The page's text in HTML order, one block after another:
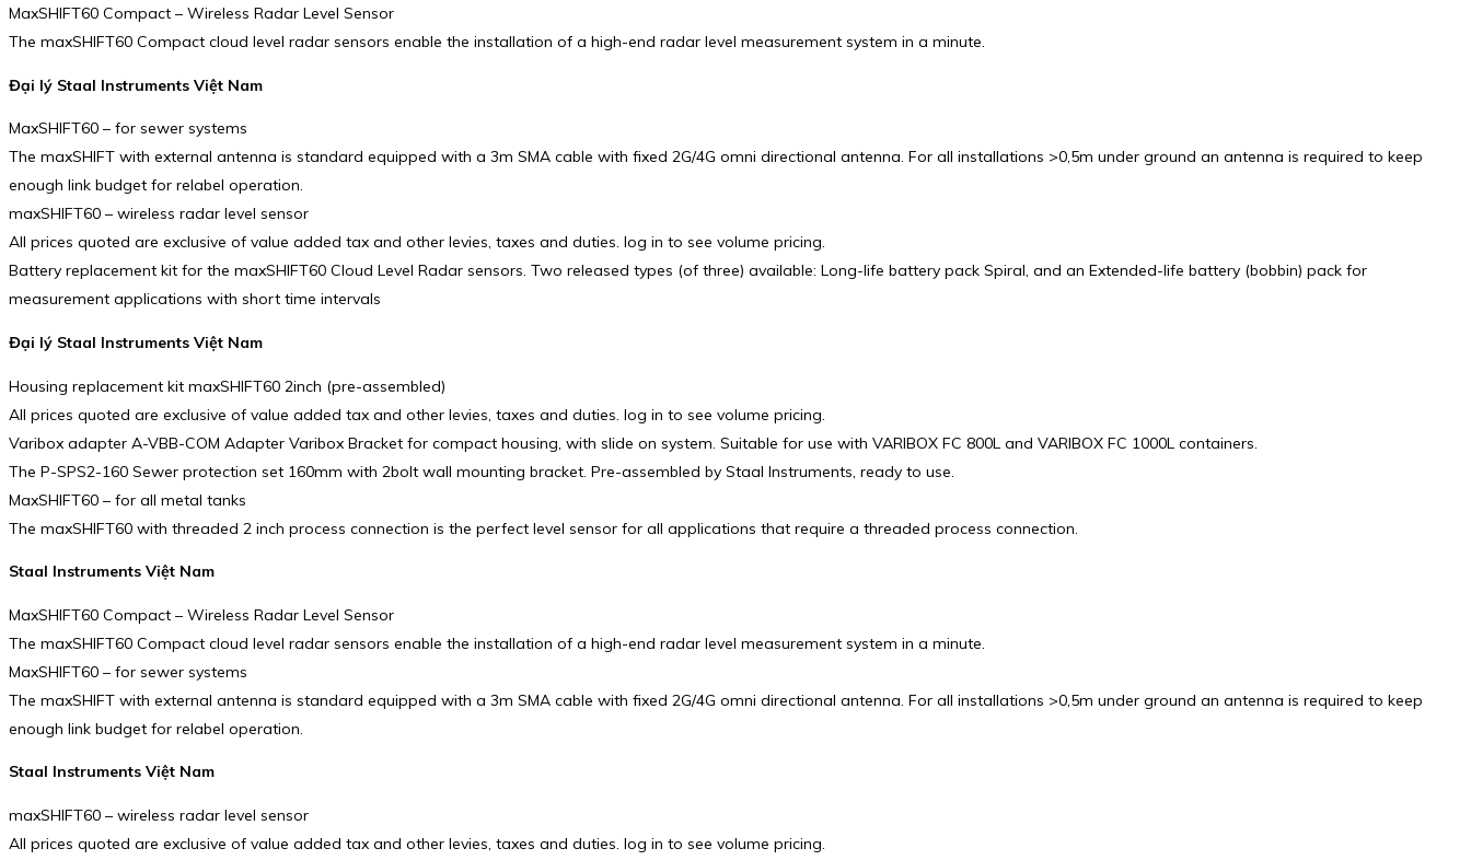
MaxSHIFT60 Compact – Wireless Radar Level Sensor
The maxSHIFT60 Compact cloud level radar sensors enable the installation of a high-end radar level measurement system in a minute.
Đại lý Staal Instruments Việt Nam
MaxSHIFT60 – for sewer systems
The maxSHIFT with external antenna is standard equipped with a 3m SMA cable with fixed 2G/4G omni directional antenna. For all installations >0,5m under ground an antenna is required to keep
enough link budget for relabel operation.
maxSHIFT60 – wireless radar level sensor
All prices quoted are exclusive of value added tax and other levies, taxes and duties. log in to see volume pricing.
Battery replacement kit for the maxSHIFT60 Cloud Level Radar sensors. Two released types (of three) available: Long-life battery pack Spiral, and an Extended-life battery (bobbin) pack for
measurement applications with short time intervals
Đại lý Staal Instruments Việt Nam
Housing replacement kit maxSHIFT60 2inch (pre-assembled)
All prices quoted are exclusive of value added tax and other levies, taxes and duties. log in to see volume pricing.
Varibox adapter A-VBB-COM Adapter Varibox Bracket for compact housing, with slide on system. Suitable for use with VARIBOX FC 800L and VARIBOX FC 1000L containers.
The P-SPS2-160 Sewer protection set 160mm with 2bolt wall mounting bracket. Pre-assembled by Staal Instruments, ready to use.
MaxSHIFT60 – for all metal tanks
The maxSHIFT60 with threaded 2 inch process connection is the perfect level sensor for all applications that require a threaded process connection.
Staal Instruments Việt Nam
MaxSHIFT60 Compact – Wireless Radar Level Sensor
The maxSHIFT60 Compact cloud level radar sensors enable the installation of a high-end radar level measurement system in a minute.
MaxSHIFT60 – for sewer systems
The maxSHIFT with external antenna is standard equipped with a 3m SMA cable with fixed 2G/4G omni directional antenna. For all installations >0,5m under ground an antenna is required to keep
enough link budget for relabel operation.
Staal Instruments Việt Nam
maxSHIFT60 – wireless radar level sensor
All prices quoted are exclusive of value added tax and other levies, taxes and duties. log in to see volume pricing.